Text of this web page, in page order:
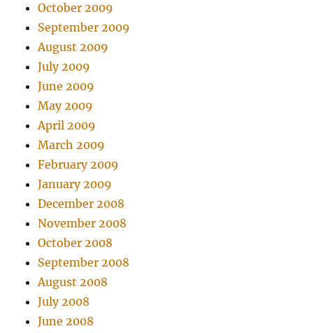
October 2009
September 2009
August 2009
July 2009
June 2009
May 2009
April 2009
March 2009
February 2009
January 2009
December 2008
November 2008
October 2008
September 2008
August 2008
July 2008
June 2008